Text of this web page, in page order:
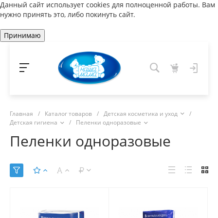
Данный сайт использует cookies для полноценной работы. Вам
нужно принять это, либо покинуть сайт.
Принимаю
Главная / Каталог товаров / Детская косметика и уход
/
Детская гигиена
/ Пеленки одноразовые
Пеленки одноразовые